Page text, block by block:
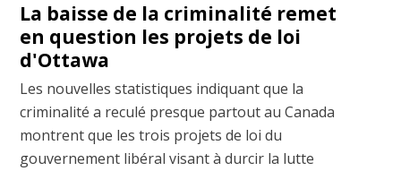
La baisse de la criminalité remet
en question les projets de loi
d'Ottawa
Les nouvelles statistiques indiquant que la
criminalité a reculé presque partout au Canada
montrent que les trois projets de loi du
gouvernement libéral visant à durcir la lutte